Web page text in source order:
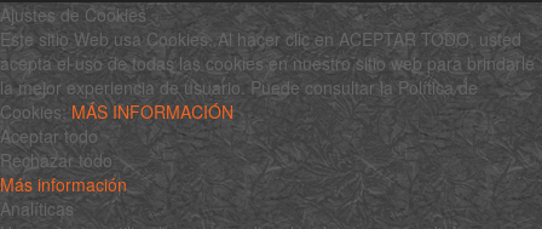
Ajustes de Cookies
Este sitio Web usa Cookies. Al hacer clic en ACEPTAR TODO, usted
acepta el uso de todas las cookies en nuestro sitio web para brindarle
la mejor experiencia de usuario. Puede consultar la Política de
Cookies: MÁS INFORMACIÓN
Aceptar todo
Rechazar todo
Más información
Analíticas